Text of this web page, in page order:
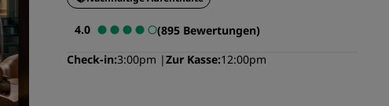
Meetings
Unsere Angebote anzeigen
4.0
(895 Bewertungen)
Check-in 3:00pm Zur Kasse 12:00pm